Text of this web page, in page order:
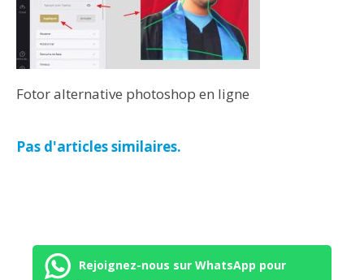
Fotor alternative photoshop en ligne
Pas d'articles similaires.
Rejoignez-nous sur WhatsApp pour